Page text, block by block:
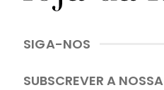
SIGA-NOS
SUBSCREVER A NOSSA